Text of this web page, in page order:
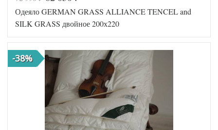
Артикул
GG-321532022
Ширина х
Длина
200х220 (евро)
Сезонность
Легкое,
Теплое,
Регулируемое
Гусиный пух /
Кашемир
Мако-сатин
пуходержащий
Производитель
German Grass
(Австрия)
Одеяло GERMAN GRASS ALLIANCE TENCEL and
SILK GRASS двойное 200х220
-38%